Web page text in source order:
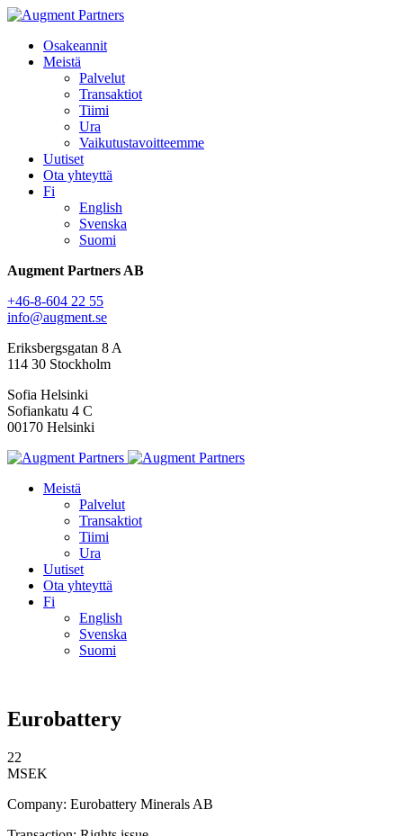
Osakeannit
Meistä
Palvelut
Transaktiot
Tiimi
Ura
Vaikutustavoitteemme
Uutiset
Ota yhteyttä
Fi
English
Svenska
Suomi
Augment Partners AB
+46-8-604 22 55
info@augment.se
Eriksbergsgatan 8 A
114 30 Stockholm
Sofia Helsinki
Sofiankatu 4 C
00170 Helsinki
Meistä
Palvelut
Transaktiot
Tiimi
Ura
Uutiset
Ota yhteyttä
Fi
English
Svenska
Suomi
Eurobattery
22
MSEK
Company: Eurobattery Minerals AB